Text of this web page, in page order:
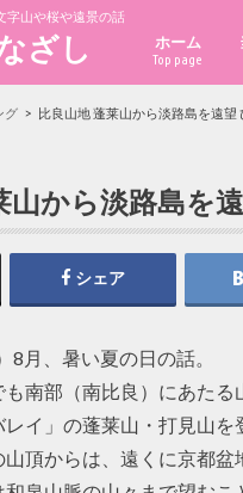
字山や桜や遠景の話
ざし ホーム
Top page
グ 比良山地 蓬莱山から淡路島を遠望
山から淡路島を
シェア
8月、暑い夏の日の話。
南部（南比良）にあたる
イ」の蓬莱山・打見山を
頂からは、遠くに京都